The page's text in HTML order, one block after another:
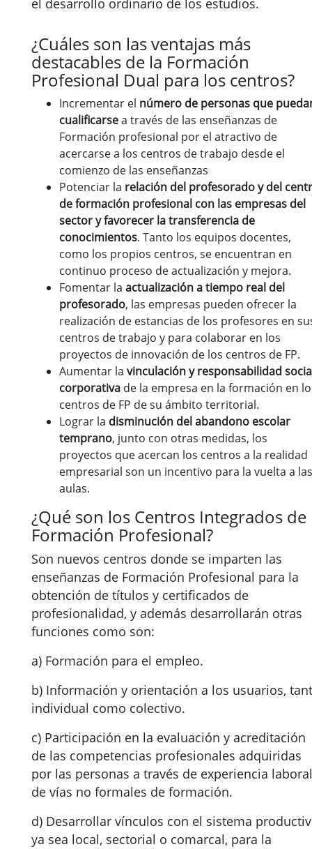
el desarrollo ordinario de los estudios.
¿Cuáles son las ventajas más
destacables de la Formación
Profesional Dual para los centros?
Incrementar el número de personas que
cualificarsea través de las enseñanzas de
Formación profesional por el atractivo de
acercarse a los centros de trabajo desde el
comienzo de las enseñanzas
Potenciar la relación del profesorado y del
de formación profesional con las empresas del
sector y favorecer la transferencia de
conocimientos. Tanto los equipos docentes,
como los propios centros, se encuentran en
continuo proceso de actualización y mejora.
Fomentar la actualización a tiempo real del
profesorado, las empresas pueden ofrecer la
realización de estancias de los profesores en
centros de trabajo y para colaborar en los
proyectos de innovación de los centros de FP.
Aumentar la vinculación y responsabilidad
corporativa de la empresa en la formación en
centros de FP de su ámbito territorial.
Lograr la disminución del abandono escolar
temprano, junto con otras medidas, los
proyectos que acercan los centros a la realidad
empresarial son un incentivo para la vuelta a las
aulas.
¿Qué son los Centros Integrados de
Formación Profesional?
Son nuevos centros donde se imparten las
enseñanzas de Formación Profesional para la
obtención de títulos y certificados de
profesionalidad, y además desarrollarán otras
funciones como son:
a) Formación para el empleo.
b) Información y orientación a los usuarios,
individual como colectivo.
c) Participación en la evaluación y acreditación
de las competencias profesionales adquiridas
por las personas a través de experiencia
de vías no formales de formación.
d) Desarrollar vínculos con el sistema
ya sea local, sectorial o comarcal, para la